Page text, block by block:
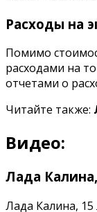
Расходы на
Помимо
расходами на
отчетами о
Читайте также:
Видео:
Лада
Лада Калина, 15